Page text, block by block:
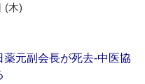
(木)
薬元副会長が死去‐中医協